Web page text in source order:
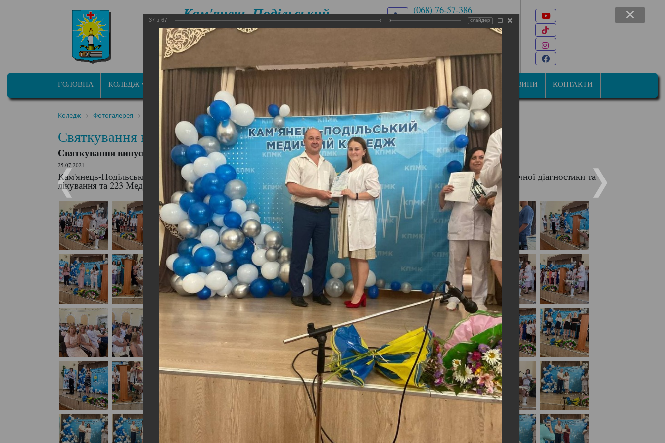
Кам'янець-Подільський
медичний
(068) 76-57-386
(03849) 7-47-34
вул. Івана Мазепи, 31
ГОЛОВНА КОЛЕДЖ ОСВІТНЬО ПРОФЕСІЙНІ
ПРОГРАМИ/СПЕЦІАЛЬНОСТІ ЦИКЛОВІ КОМІСІЇ СТУДЕНТАМ НОВИНИ КОНТАКТИ
Коледж Фотогалерея Святкування випуску студентів
Святкування випуску студентів
Святкування випуску студентів
25.07.2021
Кам'янець-Подільський медичний фаховий коледж святкував випуск студентів спеціальностей 224 Технології медичної діагностики та
лікування та 223 Медсестринство Лікувальна справа.
37 з 67 слайдер